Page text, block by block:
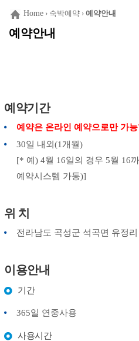
Home › 숙박예약 › 예약안내
예약안내
예약기간
예약은 온라인 예약으로만 가
30일 내외(1개월)
[* 예) 4월 16일의 경우 5월 16
예약시스템 가동)]
위 치
전라남도 곡성군 석곡면 유정리
이용안내
기간
365일 연중사용
사용시간